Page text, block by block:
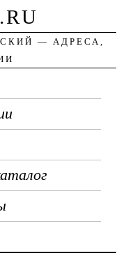
— АДРЕСА,